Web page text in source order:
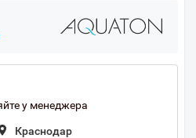
у менеджера
Краснодар